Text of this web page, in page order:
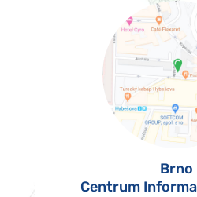
Brno
Centrum